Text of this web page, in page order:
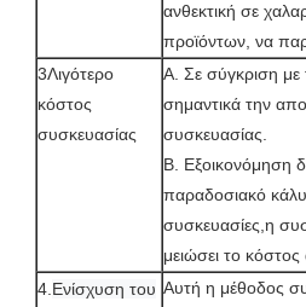
ανθεκτική σε
προϊόντων, να
3Λιγότερο
κόστος
συσκευασίας
Α. Σε σύγκριση με
σημαντικά την
συσκευασίας.
Β. Εξοικονόμηση
παραδοσιακό
συσκευασίες,η
μειώσει το
4.Ενίσχυση του Αυτή η μέθοδος